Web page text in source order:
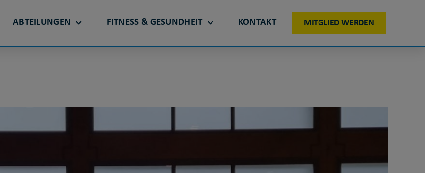
ABTEILUNGEN FITNESS & GESUNDHEIT KONTAKT MITGLIED WERDEN